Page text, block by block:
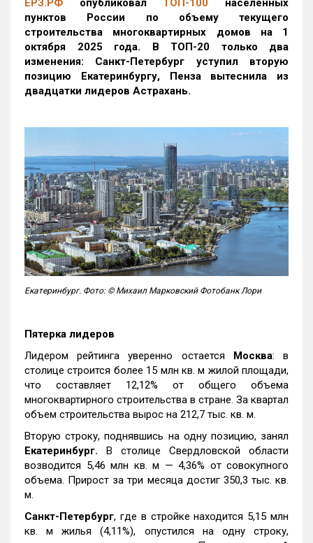
ЕРЗ.РФ опубликовал ТОП-100 населенных
пунктов России по объему текущего
строительства многоквартирных домов на 1
октября 2025 года. В ТОП-20 только два
изменения: Санкт-Петербург уступил вторую
позицию Екатеринбургу, Пенза вытеснила из
двадцатки лидеров Астрахань.
Екатеринбург. Фото: © Михаил Марковский Фотобанк Лори
Пятерка лидеров
Лидером рейтинга уверенно остается Москва: в
столице строится более 15 млн кв. м жилой площади,
что составляет 12,12% от общего объема
многоквартирного строительства в стране. За квартал
объем строительства вырос на 212,7 тыс. кв. м.
Вторую строку, поднявшись на одну позицию, занял
Екатеринбург. В столице Свердловской области
возводится 5,46 млн кв. м — 4,36% от совокупного
объема. Прирост за три месяца достиг 350,3 тыс. кв.
м.
Санкт-Петербург, где в стройке находится 5,15 млн
кв. м жилья (4,11%), опустился на одну строку,